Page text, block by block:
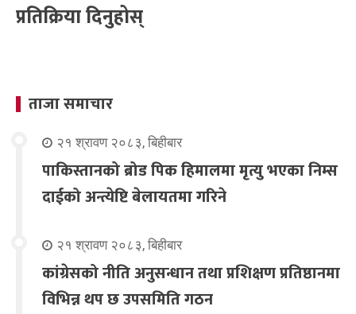
प्रतिक्रिया दिनुहोस्
ताजा समाचार
२१ श्रावण २०८३, बिहीबार
पाकिस्तानको ब्रोड पिक हिमालमा मृत्यु भएका निम्स
दाईको अन्त्येष्टि बेलायतमा गरिने
२१ श्रावण २०८३, बिहीबार
कांग्रेसको नीति अनुसन्धान तथा प्रशिक्षण प्रतिष्ठानमा
विभिन्न थप छ उपसमिति गठन